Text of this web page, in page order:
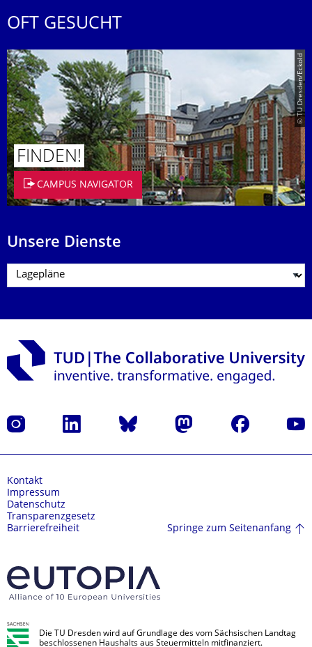
OFT GESUCHT
© TU Dresden/Eckold
FINDEN!
CAMPUS NAVIGATOR
Unsere Dienste
Instagram LinkedIn Bluesky Mastodon Facebook
Kontakt
Impressum
Datenschutz
Transparenzgesetz
Barrierefreiheit
Springe zum Seitenanfang
Die TU Dresden wird auf Grundlage des vom Sächsischen Landtag
beschlossenen Haushalts aus Steuermitteln mitfinanziert.